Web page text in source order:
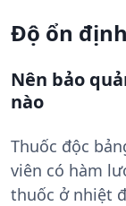
Độ ổn
Nên bảo
nào
Thuốc độc
viên có hàm
thuốc ở nhiệt